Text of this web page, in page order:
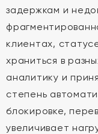
задержкам и
клиентах,
храниться в
аналитику и
степень
блокировке,
увеличивает